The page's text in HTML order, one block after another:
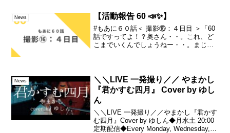
念ながらご来場が難しかった皆様も、少
しだけ雰...
News 【活動報告 60 📣✨】
#もあに６０話＜ 撮影⑯：４日目 ＞「60
話ですってよ！？奥さん・・。これ、ど
こまでいくんでしょうねー・・。まじで
ねぇ・・？(￣▽￣...
News
＼＼LIVE 一発撮り／／ やまかし
『君かすむ四月』 Cover by ゆし
ん
＼＼LIVE 一発撮り／／やまかし『君かす
む四月』Cover by ゆしん◆月水土 20:00
定期配信◆Every Monday, Wednesday,